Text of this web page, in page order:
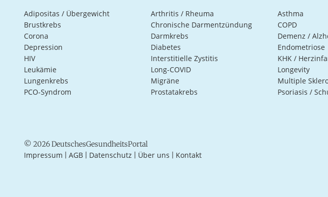
Adipositas / Übergewicht Arthritis / Rheuma
Asthma
Brustkrebs
Chronische Darmentzündung
COPD
Corona
Darmkrebs
Demenz /
Depression
Diabetes
Endometriose
HIV
Interstitielle Zystitis
KHK /
Leukämie
Long-COVID
Longevity
Lungenkrebs
Migräne
Multiple
PCO-Syndrom
Prostatakrebs Psoriasis /
© 2026 DeutschesGesundheitsPortal
Impressum AGB Datenschutz Über uns Kontakt